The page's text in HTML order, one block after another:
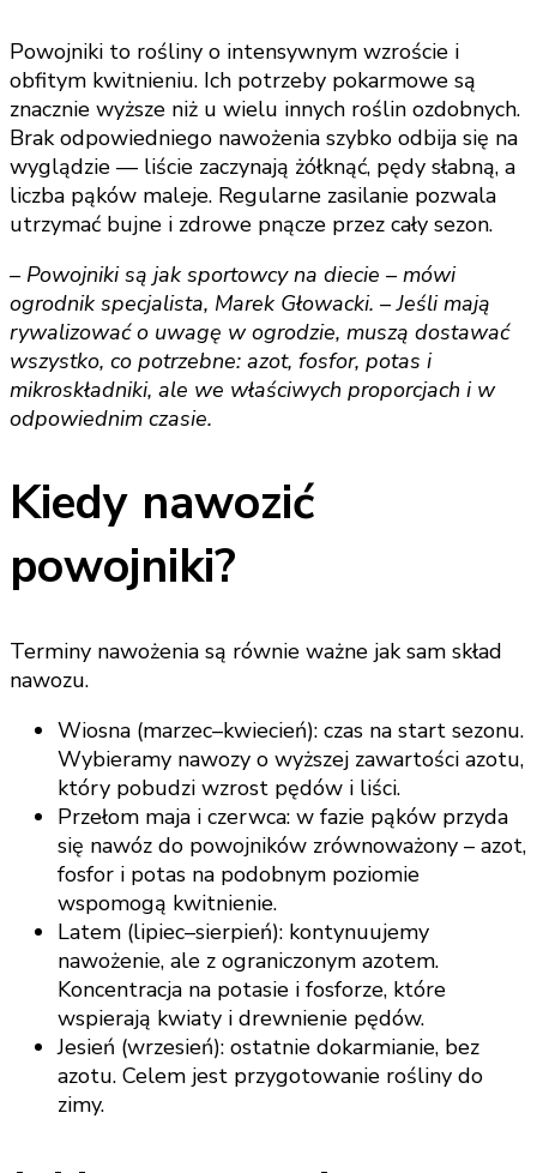
Powojniki to rośliny o intensywnym wzroście i
obfitym kwitnieniu. Ich potrzeby pokarmowe są
znacznie wyższe niż u wielu innych roślin ozdobnych.
Brak odpowiedniego nawożenia szybko odbija się na
wyglądzie — liście zaczynają żółknąć, pędy słabną, a
liczba pąków maleje. Regularne zasilanie pozwala
utrzymać bujne i zdrowe pnącze przez cały sezon.
– Powojniki są jak sportowcy na diecie – mówi
ogrodnik specjalista, Marek Głowacki. – Jeśli mają
rywalizować o uwagę w ogrodzie, muszą dostawać
wszystko, co potrzebne: azot, fosfor, potas i
mikroskładniki, ale we właściwych proporcjach i w
odpowiednim czasie.
Kiedy nawozić
powojniki?
Terminy nawożenia są równie ważne jak sam skład
nawozu.
Wiosna (marzec–kwiecień): czas na start sezonu.
Wybieramy nawozy o wyższej zawartości azotu,
który pobudzi wzrost pędów i liści.
Przełom maja i czerwca: w fazie pąków przyda
się nawóz do powojników zrównoważony – azot,
fosfor i potas na podobnym poziomie
wspomogą kwitnienie.
Latem (lipiec–sierpień): kontynuujemy
nawożenie, ale z ograniczonym azotem.
Koncentracja na potasie i fosforze, które
wspierają kwiaty i drewnienie pędów.
Jesień (wrzesień): ostatnie dokarmianie, bez
azotu. Celem jest przygotowanie rośliny do
zimy.